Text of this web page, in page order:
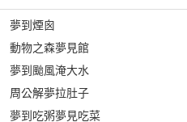
夢到煙囪
動物之森夢見館
夢到颱風淹大水
周公解夢拉肚子
夢到吃粥夢見吃菜